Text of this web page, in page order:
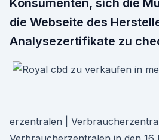
Konsumenten, sich die
die Webseite des
Analysezertifikate zu
erzentralen |